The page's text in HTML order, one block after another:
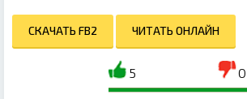
СКАЧАТЬ FB2 ЧИТАТЬ ОНЛАЙН
5 0